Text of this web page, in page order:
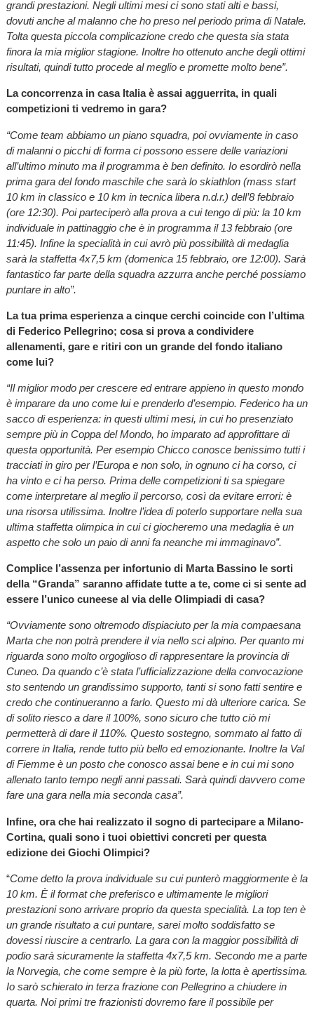
grandi prestazioni. Negli ultimi mesi ci sono stati alti e bassi,
dovuti anche al malanno che ho preso nel periodo prima di Natale.
Tolta questa piccola complicazione credo che questa sia stata
finora la mia miglior stagione. Inoltre ho ottenuto anche degli ottimi
risultati, quindi tutto procede al meglio e promette molto bene”.
La concorrenza in casa Italia è assai agguerrita, in quali
competizioni ti vedremo in gara?
“Come team abbiamo un piano squadra, poi ovviamente in caso
di malanni o picchi di forma ci possono essere delle variazioni
all’ultimo minuto ma il programma è ben definito. Io esordirò nella
prima gara del fondo maschile che sarà lo skiathlon (mass start
10 km in classico e 10 km in tecnica libera n.d.r.) dell’8 febbraio
(ore 12:30). Poi parteciperò alla prova a cui tengo di più: la 10 km
individuale in pattinaggio che è in programma il 13 febbraio (ore
11:45). Infine la specialità in cui avrò più possibilità di medaglia
sarà la staffetta 4x7,5 km (domenica 15 febbraio, ore 12:00). Sarà
fantastico far parte della squadra azzurra anche perché possiamo
puntare in alto”.
La tua prima esperienza a cinque cerchi coincide con l’ultima
di Federico Pellegrino; cosa si prova a condividere
allenamenti, gare e ritiri con un grande del fondo italiano
come lui?
“Il miglior modo per crescere ed entrare appieno in questo mondo
è imparare da uno come lui e prenderlo d’esempio. Federico ha un
sacco di esperienza: in questi ultimi mesi, in cui ho presenziato
sempre più in Coppa del Mondo, ho imparato ad approfittare di
questa opportunità. Per esempio Chicco conosce benissimo tutti i
tracciati in giro per l’Europa e non solo, in ognuno ci ha corso, ci
ha vinto e ci ha perso. Prima delle competizioni ti sa spiegare
come interpretare al meglio il percorso, così da evitare errori: è
una risorsa utilissima. Inoltre l’idea di poterlo supportare nella sua
ultima staffetta olimpica in cui ci giocheremo una medaglia è un
aspetto che solo un paio di anni fa neanche mi immaginavo”.
Complice l’assenza per infortunio di Marta Bassino le sorti
della “Granda” saranno affidate tutte a te, come ci si sente ad
essere l’unico cuneese al via delle Olimpiadi di casa?
“Ovviamente sono oltremodo dispiaciuto per la mia compaesana
Marta che non potrà prendere il via nello sci alpino. Per quanto mi
riguarda sono molto orgoglioso di rappresentare la provincia di
Cuneo. Da quando c’è stata l’ufficializzazione della convocazione
sto sentendo un grandissimo supporto, tanti si sono fatti sentire e
credo che continueranno a farlo. Questo mi dà ulteriore carica. Se
di solito riesco a dare il 100%, sono sicuro che tutto ciò mi
permetterà di dare il 110%. Questo sostegno, sommato al fatto di
correre in Italia, rende tutto più bello ed emozionante. Inoltre la Val
di Fiemme è un posto che conosco assai bene e in cui mi sono
allenato tanto tempo negli anni passati. Sarà quindi davvero come
fare una gara nella mia seconda casa”.
Infine, ora che hai realizzato il sogno di partecipare a Milano-
Cortina, quali sono i tuoi obiettivi concreti per questa
edizione dei Giochi Olimpici?
“Come detto la prova individuale su cui punterò maggiormente è la
10 km. È il format che preferisco e ultimamente le migliori
prestazioni sono arrivare proprio da questa specialità. La top ten è
un grande risultato a cui puntare, sarei molto soddisfatto se
dovessi riuscire a centrarlo. La gara con la maggior possibilità di
podio sarà sicuramente la staffetta 4x7,5 km. Secondo me a parte
la Norvegia, che come sempre è la più forte, la lotta è apertissima.
Io sarò schierato in terza frazione con Pellegrino a chiudere in
quarta. Noi primi tre frazionisti dovremo fare il possibile per